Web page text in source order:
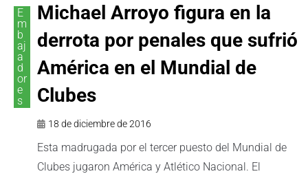
E
m
b
aj
a
d
or
e
s
Michael Arroyo figura en la
derrota por penales que sufrió
América en el Mundial de
Clubes
18 de diciembre de 2016
Esta madrugada por el tercer puesto del Mundial de
Clubes jugaron América y Atlético Nacional. El